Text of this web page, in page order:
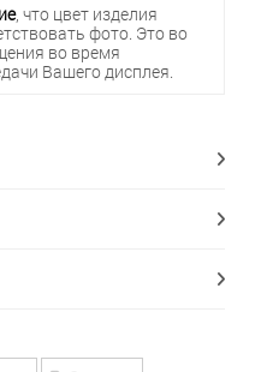
, что цвет изделия
фото. Это во
во время
Вашего дисплея.